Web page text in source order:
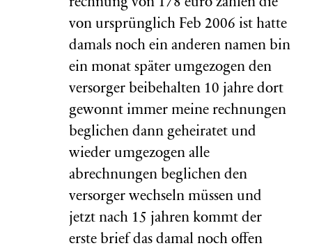
rechnung von 178 euro zahlen die
von ursprünglich Feb 2006 ist hatte
damals noch ein anderen namen bin
ein monat später umgezogen den
versorger beibehalten 10 jahre dort
gewonnt immer meine rechnungen
beglichen dann geheiratet und
wieder umgezogen alle
abrechnungen beglichen den
versorger wechseln müssen und
jetzt nach 15 jahren kommt der
erste brief das damal noch offen